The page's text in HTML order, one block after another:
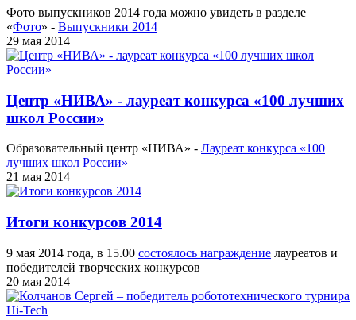
Фото выпускников 2014 года можно увидеть в разделе
«Фото» - Выпускники 2014
29 мая 2014
Центр «НИВА» - лауреат конкурса «100 лучших
школ России»
Образовательный центр «НИВА» - Лауреат конкурса «100
лучших школ России»
21 мая 2014
Итоги конкурсов 2014
9 мая 2014 года, в 15.00 состоялось награждение лауреатов и
победителей творческих конкурсов
20 мая 2014